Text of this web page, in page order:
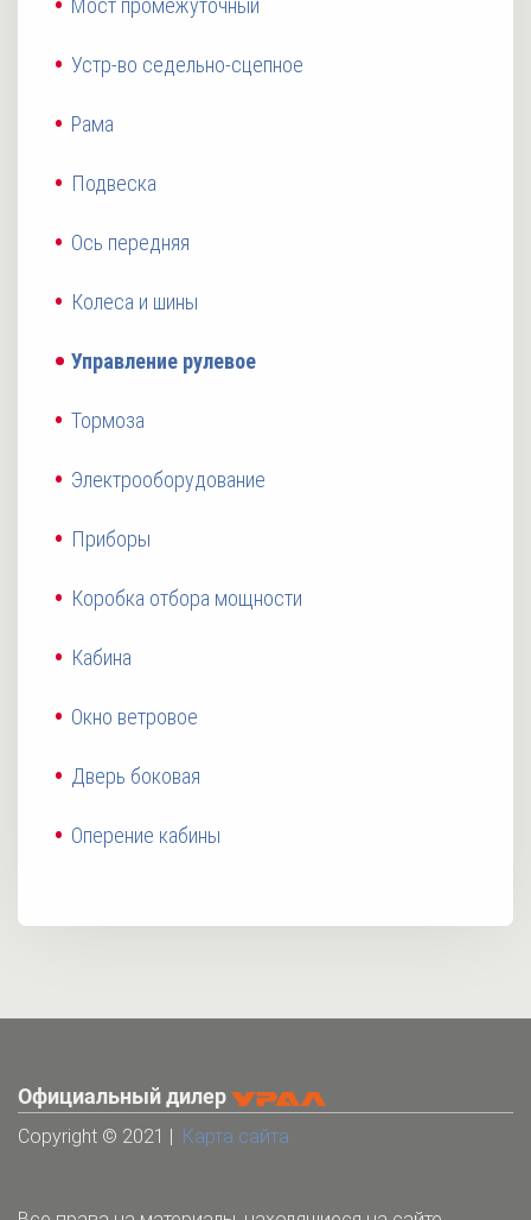
Мост промежуточный
Устр-во седельно-сцепное
Рама
Подвеска
Ось передняя
Колеса и шины
Управление рулевое
Тормоза
Электрооборудование
Приборы
Коробка отбора мощности
Кабина
Окно ветровое
Дверь боковая
Оперение кабины
Официальный дилер
Copyright © 2021 | Карта сайта